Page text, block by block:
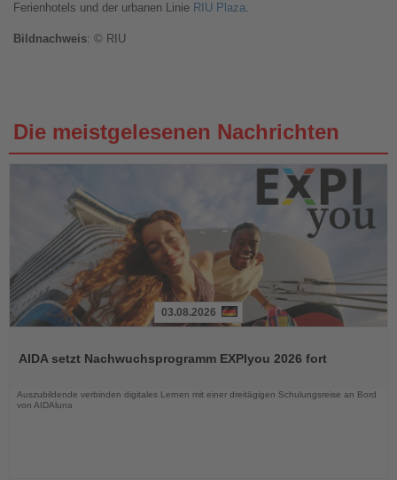
Ferienhotels und der urbanen Linie RIU Plaza.
Bildnachweis: © RIU
Die meistgelesenen Nachrichten
die
03.08.2026
AIDA setzt Nachwuchsprogramm EXPIyou 2026 fort
Auszubildende verbinden digitales Lernen mit einer dreitägigen Schulungsreise an Bord
von AIDAluna